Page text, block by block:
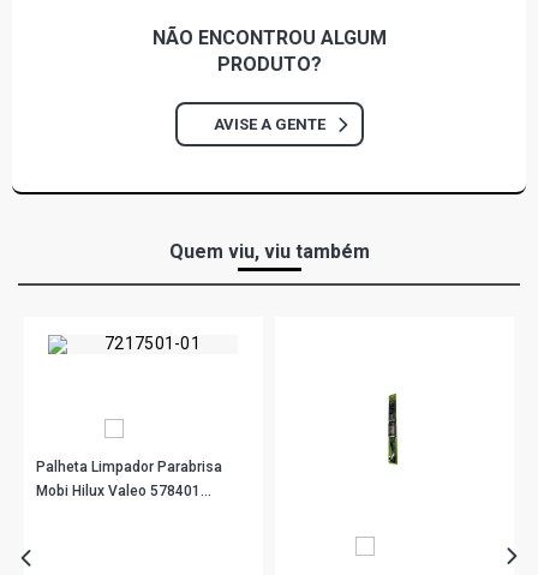
NÃO ENCONTROU ALGUM
PRODUTO?
AVISE A GENTE
Quem viu, viu também
Palheta Limpador Parabrisa
Mobi Hilux Valeo 578401